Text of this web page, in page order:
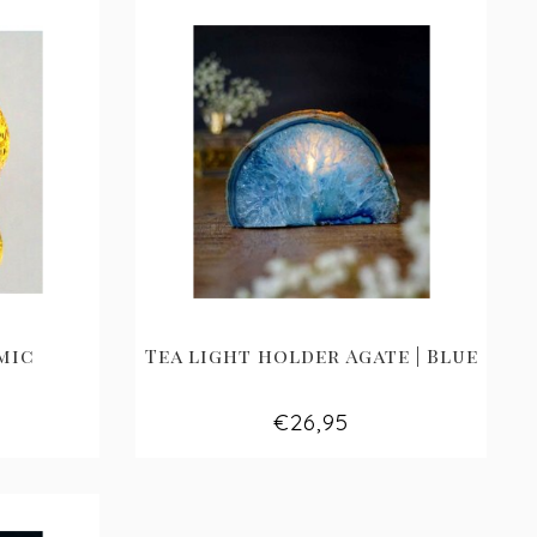
Tea light holder Agate | Blue
€26,95